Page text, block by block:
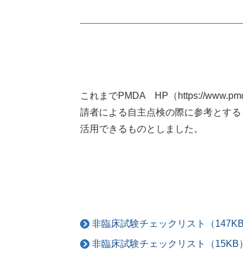
これまでPMDA HP（https://
請者による自主点検の際に参考とす
活用できるものとしました。
非臨床試験チェックリスト（147KB
非臨床試験チェックリスト（15KB）